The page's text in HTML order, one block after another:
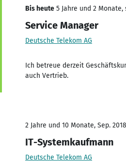
Bis heute 5 Jahre und 2 Monate,
Service Manager
Deutsche Telekom AG
Ich betreue derzeit
auch Vertrieb.
2 Jahre und 10 Monate, Sep.
IT-Systemkaufmann
Deutsche Telekom AG